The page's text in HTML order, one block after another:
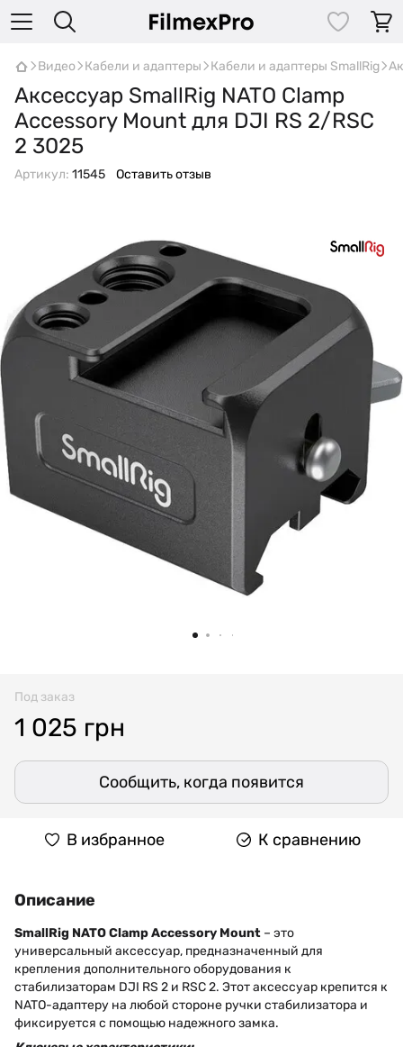
Видео Кабели и адаптеры Кабели и адаптеры SmallRig
Аксессуар SmallRig NATO Clamp
Accessory Mount для DJI RS 2/RSC
2 3025
Артикул: 11545 Оставить отзыв
Под заказ
1 025 грн
Сообщить, когда появится
В избранное К сравнению
Описание
SmallRig NATO Clamp Accessory Mount – это
универсальный аксессуар, предназначенный для
крепления дополнительного оборудования к
стабилизаторам DJI RS 2 и RSC 2. Этот аксессуар крепится к
NATO-адаптеру на любой стороне ручки стабилизатора и
фиксируется с помощью надежного замка.